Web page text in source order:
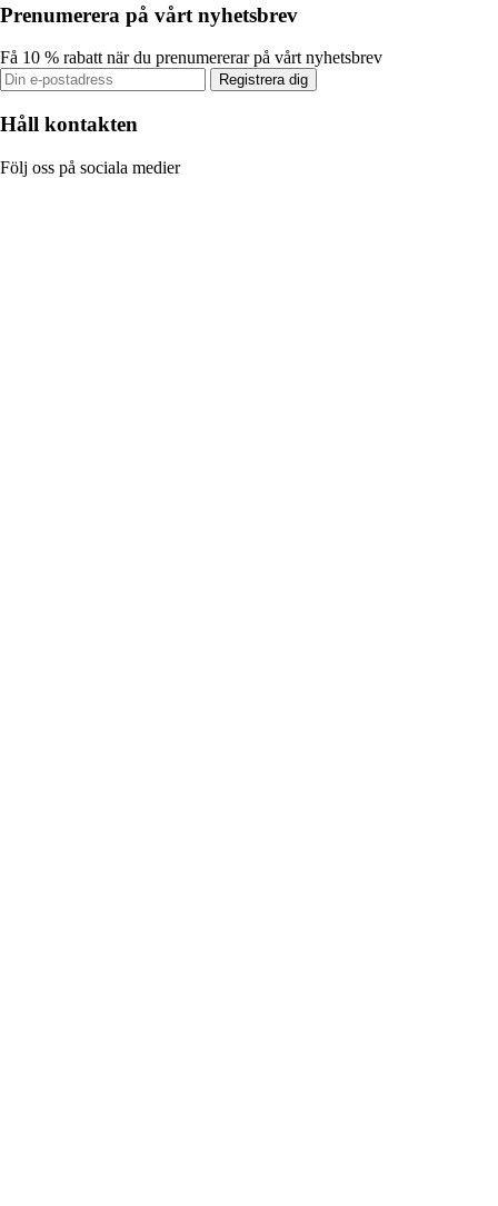
Prenumerera på vårt nyhetsbrev
Få 10 % rabatt när du prenumererar på vårt nyhetsbrev
Registrera dig
Håll kontakten
Följ oss på sociala medier